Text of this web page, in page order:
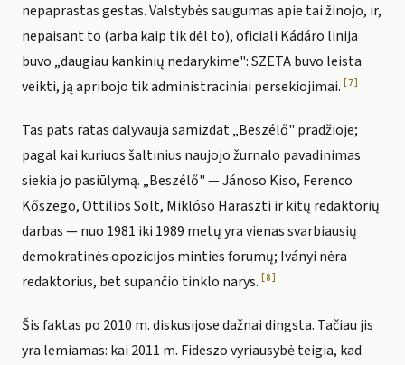
nepaprastas gestas. Valstybės saugumas apie tai žinojo, ir,
nepaisant to (arba kaip tik dėl to), oficiali Kádáro linija
buvo „daugiau kankinių nedarykime": SZETA buvo leista
veikti, ją apribojo tik administraciniai persekiojimai. [7]
Tas pats ratas dalyvauja samizdat „Beszélő" pradžioje;
pagal kai kuriuos šaltinius naujojo žurnalo pavadinimas
siekia jo pasiūlymą. „Beszélő" — Jánoso Kiso, Ferenco
Kőszego, Ottilios Solt, Miklóso Haraszti ir kitų redaktorių
darbas — nuo 1981 iki 1989 metų yra vienas svarbiausių
demokratinės opozicijos minties forumų; Iványi nėra
redaktorius, bet supančio tinklo narys. [8]
Šis faktas po 2010 m. diskusijose dažnai dingsta. Tačiau jis
yra lemiamas: kai 2011 m. Fideszo vyriausybė teigia, kad